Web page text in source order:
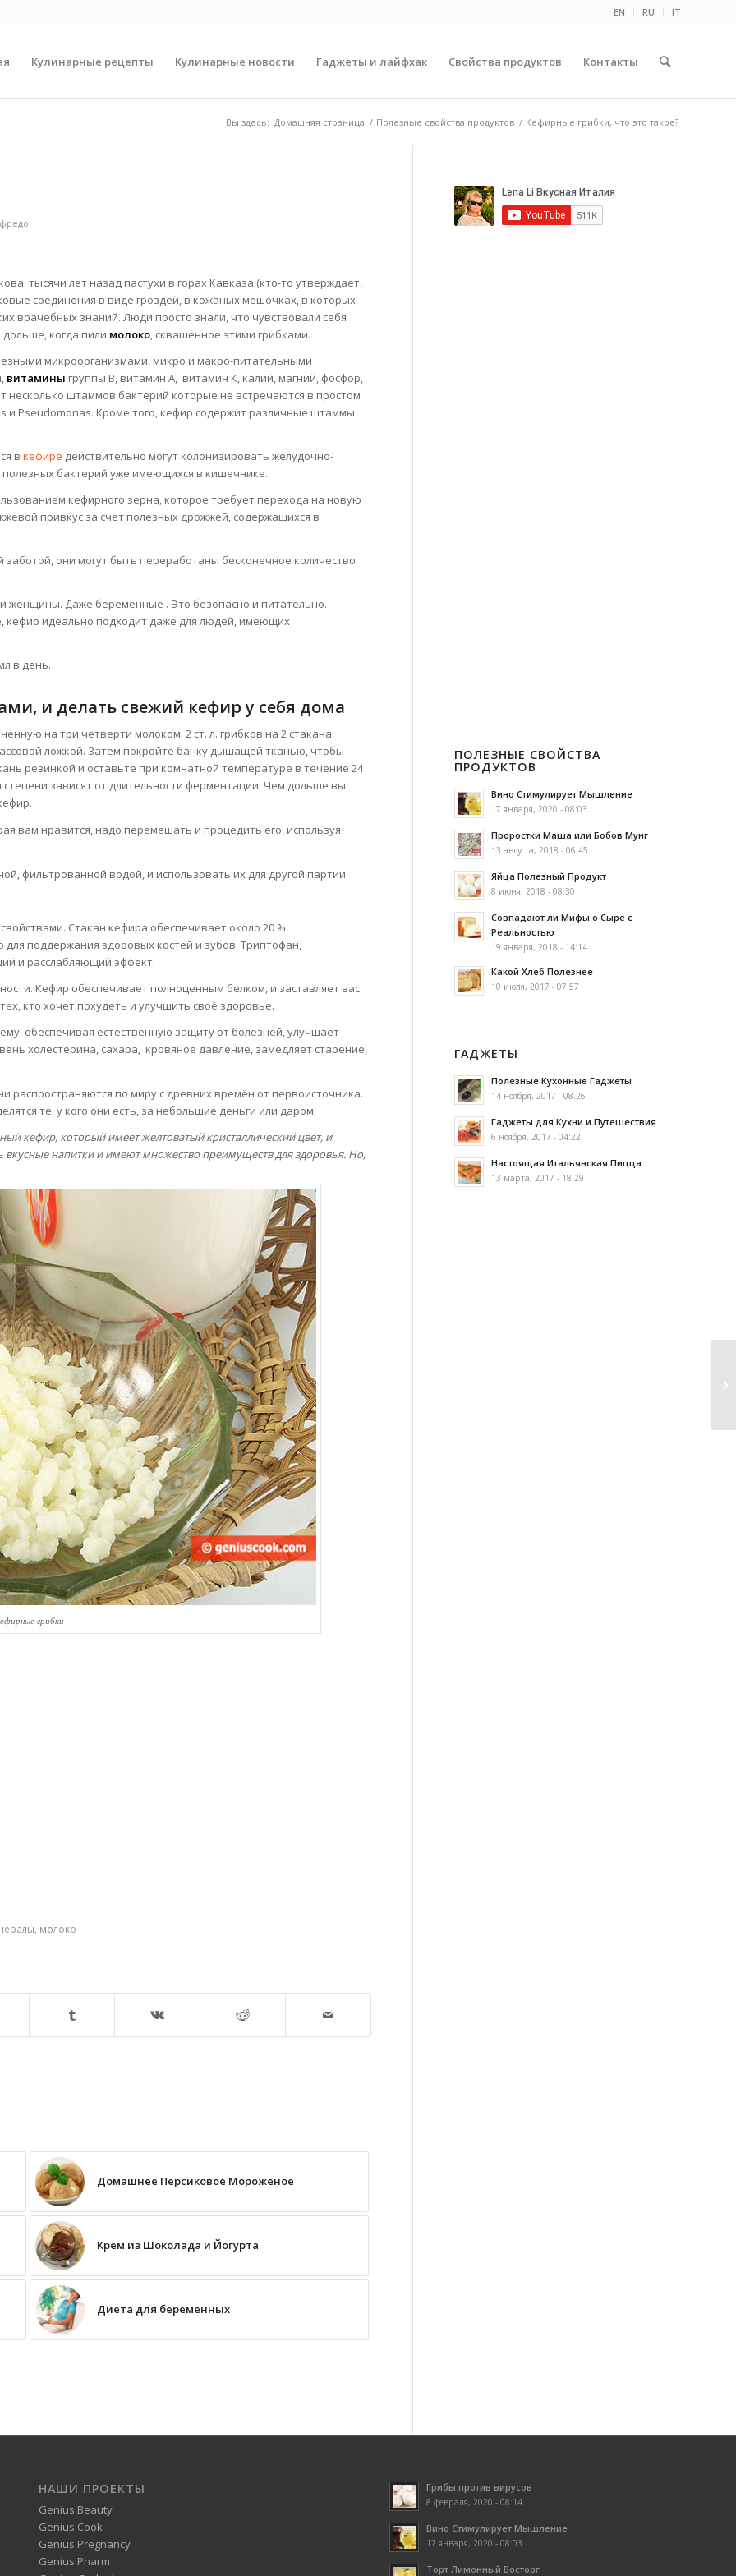
EN RU IT
Кулинарные рецепты Кулинарные новости Гаджеты и лайфхак Свойства продуктов Контакты
Вы здесь: Домашняя страница / Полезные свойства продуктов / Кефирные грибки, что это такое?
тысячи лет назад пастухи в горах Кавказа (кто-то утверждает,
соединения в виде гроздей, в кожаных мешочках, в которых
врачебных знаний. Люди просто знали, что чувствовали себя
когда пили молоко, сквашенное этими грибками.
микроорганизмами, микро и макро-питательными
витамины группы B, витамин А, витамин К, калий, магний, фосфор,
несколько штаммов бактерий которые не встречаются в простом
и Pseudomonas. Кроме того, кефир содержит различные штаммы
в кефире действительно могут колонизировать желудочно-
бактерий уже имеющихся в кишечнике.
кефирного зерна, которое требует перехода на новую
привкус за счет полезных дрожжей, содержащихся в
они могут быть переработаны бесконечное количество
женщины. Даже беременные . Это безопасно и питательно.
кефир идеально подходит даже для людей, имеющих
в день.
и делать свежий кефир у себя дома
на три четверти молоком. 2 ст. л. грибков на 2 стакана
ложкой. Затем покройте банку дышащей тканью, чтобы
резинкой и оставьте при комнатной температуре в течение 24
зависят от длительности ферментации. Чем дольше вы
вам нравится, надо перемешать и процедить его, используя
фильтрованной водой, и использовать их для другой партии
Стакан кефира обеспечивает около 20 %
для поддержания здоровых костей и зубов. Триптофан,
и расслабляющий эффект.
Кефир обеспечивает полноценным белком, и заставляет вас
кто хочет похудеть и улучшить своё здоровье.
обеспечивая естественную защиту от болезней, улучшает
холестерина, сахара, кровяное давление, замедляет старение,
распространяются по миру с древних времён от первоисточника.
те, у кого они есть, за небольшие деньги или даром.
кефир, который имеет желтоватый кристаллический цвет, и
напитки и имеют множество преимуществ для здоровья. Но,
грибки
, молоко
Домашнее Персиковое Мороженое
Крем из Шоколада и Йогурта
Диета для беременных
ПОЛЕЗНЫЕ СВОЙСТВА
ПРОДУКТОВ
Вино Стимулирует Мышление
17 января, 2020 - 08:03
Проростки Маша или Бобов Мунг
13 августа, 2018 - 06:45
Яйца Полезный Продукт
8 июня, 2018 - 08:30
Совпадают ли Мифы о Сыре с
Реальностью
19 января, 2018 - 14:14
Какой Хлеб Полезнее
10 июля, 2017 - 07:57
ГАДЖЕТЫ
Полезные Кухонные Гаджеты
14 ноября, 2017 - 08:26
Гаджеты для Кухни и Путешествия
6 ноября, 2017 - 04:22
Настоящая Итальянская Пицца
13 марта, 2017 - 18:29
НАШИ ПРОЕКТЫ
Genius Beauty
Genius Cook
Genius Pregnancy
Genius Pharm
Грибы против вирусов
8 февраля, 2020 - 08:14
Вино Стимулирует Мышление
17 января, 2020 - 08:03
Торт Лимонный Восторг